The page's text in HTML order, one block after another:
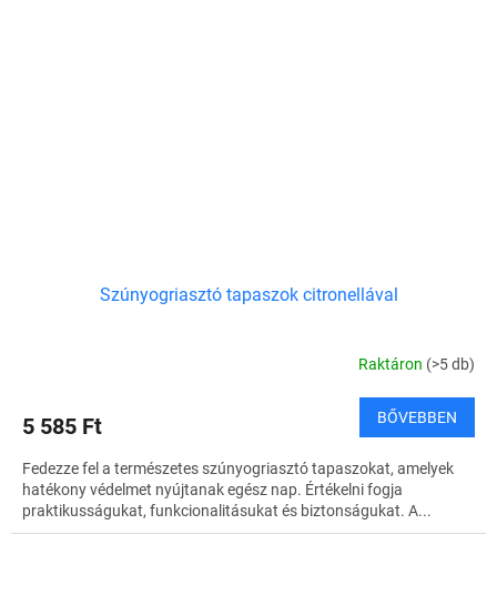
Szúnyogriasztó tapaszok citronellával
Raktáron (>5 db)
5 585 Ft BŐVEBBEN
Fedezze fel a természetes szúnyogriasztó tapaszokat, amelyek
hatékony védelmet nyújtanak egész nap. Értékelni fogja
praktikusságukat, funkcionalitásukat és biztonságukat. A...